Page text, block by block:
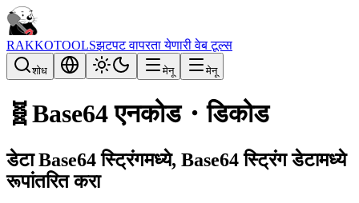
RAKKOTOOLSझटपट वापरता येणारी वेब टूल्स
शोध मेनू मेनू
🧬Base64 एनकोड・डिकोड
डेटा Base64 स्ट्रिंगमध्ये, Base64 स्ट्रिंग डेटामध्ये
रूपांतरित करा